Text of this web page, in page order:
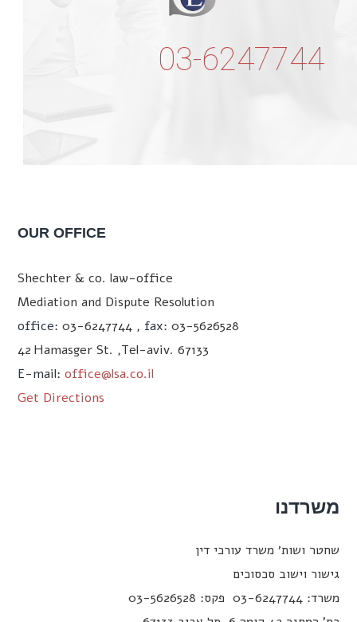
03-6247744
OUR OFFICE
Shechter & co. law-office
Mediation and Dispute Resolution
office:03-6247744 ,fax:03-5626528
42Hamasger St. ,Tel-aviv. 67133
E-mail:office@lsa.co.il
Get Directions
ושות׳ משרד עורכי דין
וישוב סכסוכים
03-6247744 פקס: 03-5626528